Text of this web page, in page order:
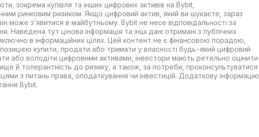
зокрема купівля та інших цифрових активів на Bybit,
ринковим ризиком. Якщо цифровий актив, який ви шукаєте, зараз
може з’явитися в майбутньому. Bybit не несе відповідальності за
Наведена тут цінова інформація та інші дані отримані з публічних
в інформаційних цілях. Цей контент не є фінансовою порадою,
купити, продати або тримати у власності будь-який цифровий
або володіти цифровими активами, інвестори мають ретельно оцінити
й толерантність до ризику, а також, за потреби, проконсультуватися
з питань права, оподаткування чи інвестицій. Додаткову інформацію
Bybit.